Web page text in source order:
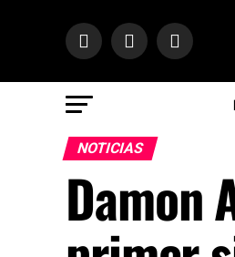
NOTICIAS
Damon